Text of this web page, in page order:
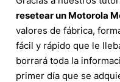
resetear un Motorola
valores de fábrica,
fácil y rápido que le
borrará toda la
primer día que se